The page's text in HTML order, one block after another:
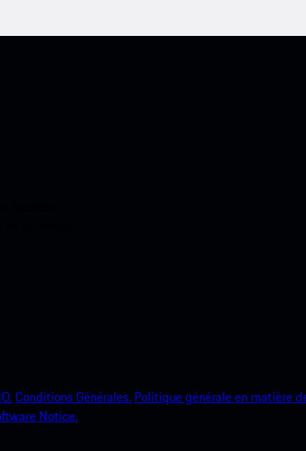
Conditions Générales. Politique générale en matière
Notice.